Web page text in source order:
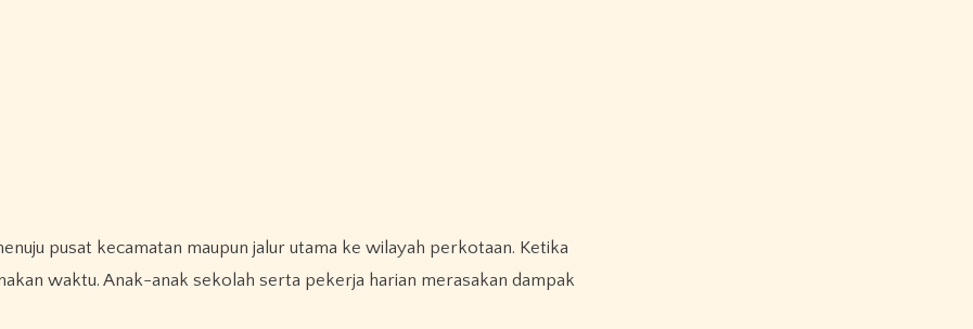
pusat kecamatan maupun jalur utama ke wilayah perkotaan. Ketika
waktu. Anak-anak sekolah serta pekerja harian merasakan dampak